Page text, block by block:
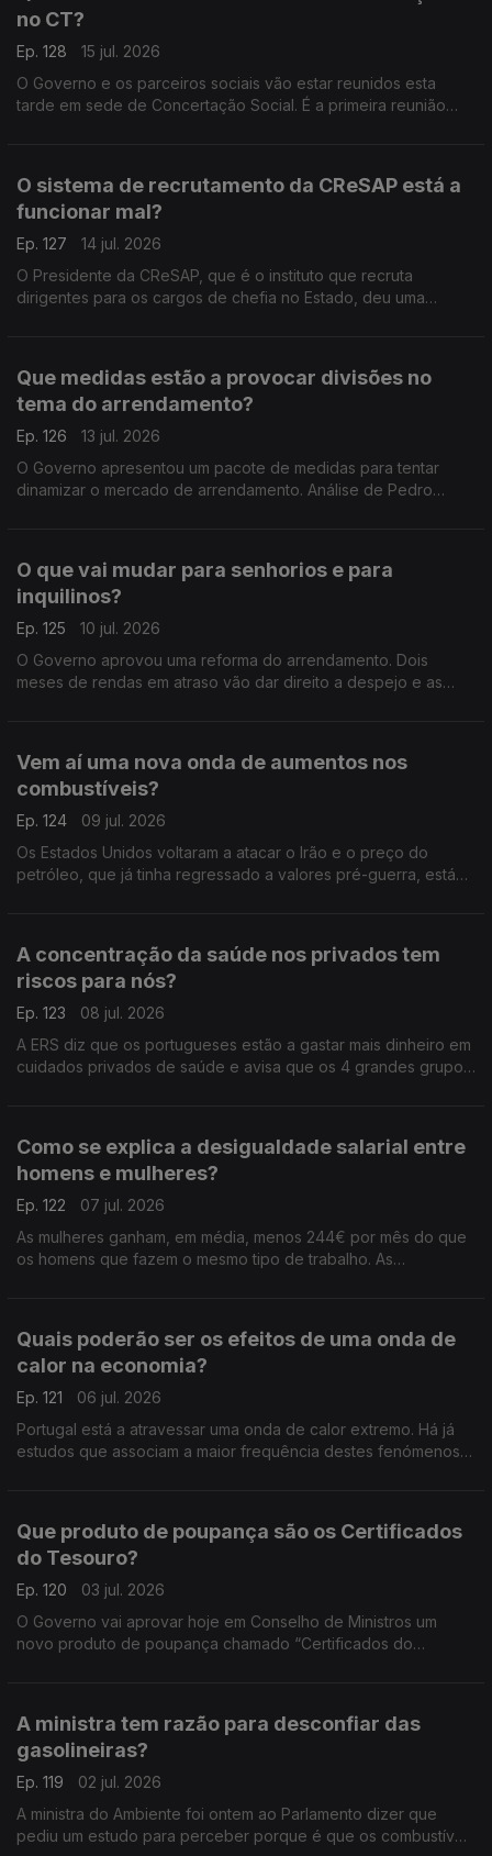
no CT?
Ep. 128
15 jul. 2026
O Governo e os parceiros sociais vão estar reunidos esta
tarde em sede de Concertação Social. É a primeira reunião
O sistema de recrutamento da CReSAP está a
funcionar mal?
Ep. 127
14 jul. 2026
O Presidente da CReSAP, que é o instituto que recruta
dirigentes para os cargos de chefia no Estado, deu uma
Que medidas estão a provocar divisões no
tema do arrendamento?
Ep. 126
13 jul. 2026
O Governo apresentou um pacote de medidas para tentar
dinamizar o mercado de arrendamento. Análise de Pedro
O que vai mudar para senhorios e para
inquilinos?
Ep. 125
10 jul. 2026
O Governo aprovou uma reforma do arrendamento. Dois
meses de rendas em atraso vão dar direito a despejo e as
Vem aí uma nova onda de aumentos nos
combustíveis?
Ep. 124
09 jul. 2026
Os Estados Unidos voltaram a atacar o Irão e o preço do
petróleo, que já tinha regressado a valores pré-guerra, está
A concentração da saúde nos privados tem
riscos para nós?
Ep. 123
08 jul. 2026
A ERS diz que os portugueses estão a gastar mais dinheiro em
cuidados privados de saúde e avisa que os 4 grandes grupos
Como se explica a desigualdade salarial entre
homens e mulheres?
Ep. 122
07 jul. 2026
As mulheres ganham, em média, menos 244€ por mês do que
os homens que fazem o mesmo tipo de trabalho. As
Quais poderão ser os efeitos de uma onda de
calor na economia?
Ep. 121
06 jul. 2026
Portugal está a atravessar uma onda de calor extremo. Há já
estudos que associam a maior frequência destes fenómenos a
Que produto de poupança são os Certificados
do Tesouro?
Ep. 120
03 jul. 2026
O Governo vai aprovar hoje em Conselho de Ministros um
novo produto de poupança chamado “Certificados do
A ministra tem razão para desconfiar das
gasolineiras?
Ep. 119
02 jul. 2026
A ministra do Ambiente foi ontem ao Parlamento dizer que
pediu um estudo para perceber porque é que os combustíveis